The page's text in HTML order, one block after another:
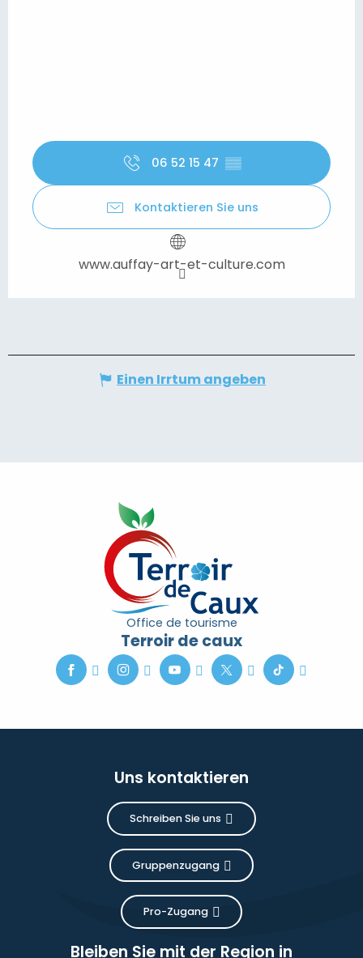
06 52 15 47 ▒▒
Kontaktieren Sie uns
www.auffay-art-et-culture.com
Einen Irrtum angeben
Office de tourisme
Terroir de caux
Uns kontaktieren
Schreiben Sie uns
Gruppenzugang
Pro-Zugang
Bleiben Sie mit der Region in